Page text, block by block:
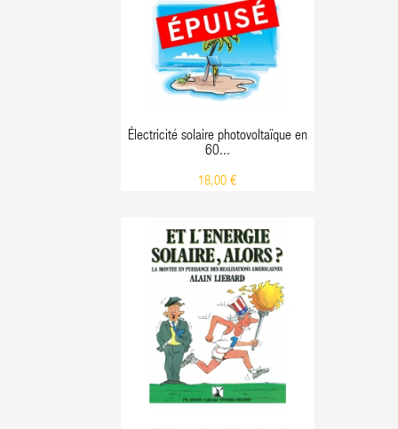
Électricité solaire photovoltaïque en
60...
18,00 €